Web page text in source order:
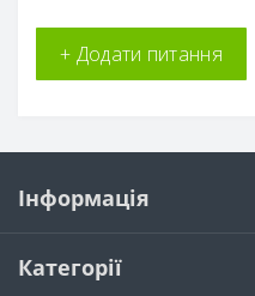
+ Додати питання
Інформація
Категорії